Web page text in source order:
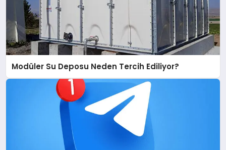
Modüler Su Deposu Neden Tercih Ediliyor?